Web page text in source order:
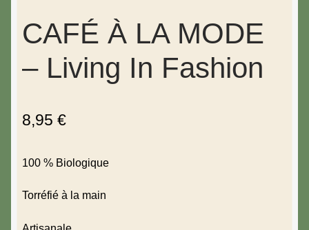
CAFÉ À LA MODE
– Living In Fashion
8,95 €
100 % Biologique
Torréfié à la main